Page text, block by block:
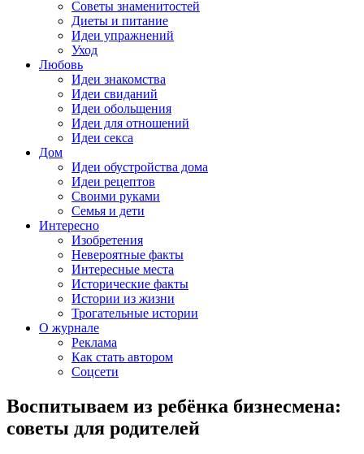
Советы знаменитостей
Диеты и питание
Идеи упражнений
Уход
Любовь
Идеи знакомства
Идеи свиданий
Идеи обольщения
Идеи для отношений
Идеи секса
Дом
Идеи обустройства дома
Идеи рецептов
Своими руками
Семья и дети
Интересно
Изобретения
Невероятные факты
Интересные места
Исторические факты
Истории из жизни
Трогательные истории
О журнале
Реклама
Как стать автором
Соцсети
Воспитываем из ребёнка бизнесмена:
советы для родителей